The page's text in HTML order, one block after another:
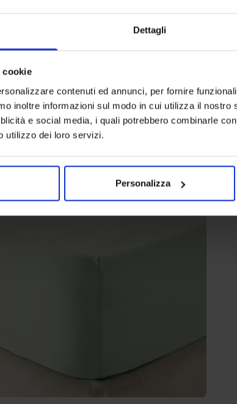
Dettagli
cookie
contenuti ed annunci, per fornire
inoltre informazioni sul modo in cui utilizza il
e social media, i quali potrebbero combinarle
utilizzo dei loro servizi.
Personalizza